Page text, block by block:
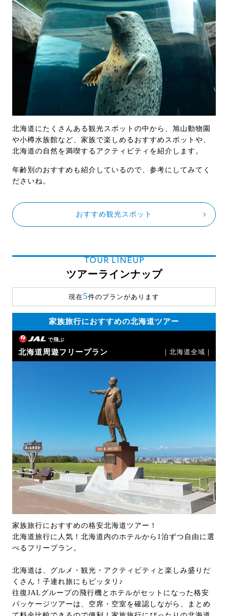
北海道にたくさんある観光スポットの中から、旭山動物園
や小樽水族館など、家族で楽しめるおすすめスポットや、
北海道の自然を満喫するアクティビティを紹介します。
年齢別のおすすめも紹介しているので、参考にしてみてく
ださいね。
おすすめ観光スポット
TOUR LINEUP
ツアーラインナップ
現在5件のプランがあります
家族旅行におすすめの北海道ツアー
で飛ぶ
北海道周遊フリープラン ｜北海道全域｜
家族旅行におすすめの格安北海道ツアー！
北海道旅行に人気！北海道内のホテルから1泊ずつ自由に選
べるフリープラン。
北海道は、グルメ・観光・アクティビティと楽しみ盛りだ
くさん！子連れ旅にもピッタリ♪
往復JALグループの飛行機とホテルがセットになった格安
パッケージツアーは、空席・空室を確認しながら、まとめ